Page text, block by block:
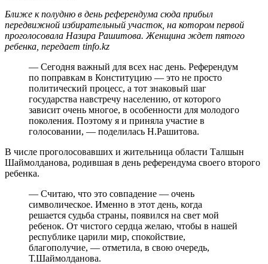
Ближе к полудню в день референдума сюда прибыл
передвижной избирательный участок, на котором первой
проголосовала Назира Рашитова. Женщина ждет пятого
ребенка, передает tinfo.kz
— Сегодня важный для всех нас день. Референдум
по поправкам в Конституцию — это не просто
политический процесс, а тот знаковый шаг
государства навстречу населению, от которого
зависит очень многое, в особенности для молодого
поколения. Поэтому я и приняла участие в
голосовании, — поделилась Н.Рашитова.
В числе проголосовавших и жительница области Талшын
Шаймолданова, родившая в день референдума своего второго
ребенка.
— Считаю, что это совпадение — очень
символическое. Именно в этот день, когда
решается судьба страны, появился на свет мой
ребенок. От чистого сердца желаю, чтобы в нашей
республике царили мир, спокойствие,
благополучие, — отметила, в свою очередь,
Т.Шаймолданова.